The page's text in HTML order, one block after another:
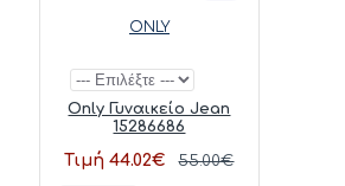
ONLY
Only Γυναικείο Jean
15286686
Τιμή 44.02€ 55.00€